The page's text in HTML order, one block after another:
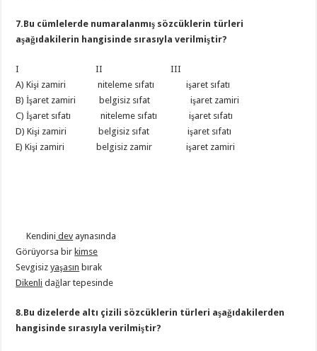
7.Bu cümlelerde numaralanmış sözcüklerin türleri
aşağıdakilerin hangisinde sırasıyla verilmiştir?
I II III
A) Kişi zamiri niteleme sıfatı işaret sıfatı
B) İşaret zamiri belgisiz sıfat işaret zamiri
C) İşaret sıfatı niteleme sıfatı işaret sıfatı
D) Kişi zamiri belgisiz sıfat işaret sıfatı
E) Kişi zamiri belgisiz zamir işaret zamiri
Kendini dev aynasında
Görüyorsa bir kimse
Sevgisizyaşasın bırak
Dikenli dağlar tepesinde
8.Bu dizelerde altı çizili sözcüklerin türleri aşağıdakilerden
hangisinde sırasıyla verilmiştir?